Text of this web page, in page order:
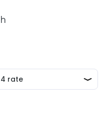
potrai fare i tuoi
lo stato dei tuoi ordini e